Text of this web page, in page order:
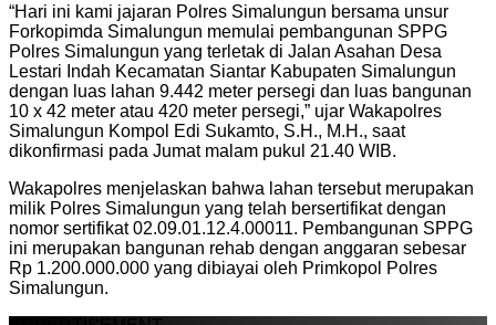
“Hari ini kami jajaran Polres Simalungun bersama unsur
Forkopimda Simalungun memulai pembangunan SPPG
Polres Simalungun yang terletak di Jalan Asahan Desa
Lestari Indah Kecamatan Siantar Kabupaten Simalungun
dengan luas lahan 9.442 meter persegi dan luas bangunan
10 x 42 meter atau 420 meter persegi,” ujar Wakapolres
Simalungun Kompol Edi Sukamto, S.H., M.H., saat
dikonfirmasi pada Jumat malam pukul 21.40 WIB.
Wakapolres menjelaskan bahwa lahan tersebut merupakan
milik Polres Simalungun yang telah bersertifikat dengan
nomor sertifikat 02.09.01.12.4.00011. Pembangunan SPPG
ini merupakan bangunan rehab dengan anggaran sebesar
Rp 1.200.000.000 yang dibiayai oleh Primkopol Polres
Simalungun.